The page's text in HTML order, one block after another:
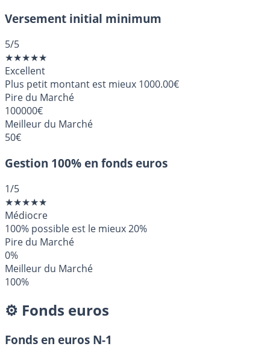
Versement initial minimum
5/5
★★★★★
Excellent
Plus petit montant est mieux 1000.00€
Pire du Marché
100000€
Meilleur du Marché
50€
Gestion 100% en fonds euros
1/5
★★★★★
Médiocre
100% possible est le mieux20%
Pire du Marché
0%
Meilleur du Marché
100%
⚙️ Fonds euros
Fonds en euros N-1